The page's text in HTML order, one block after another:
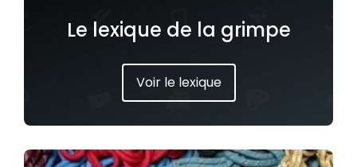
Le lexique de la grimpe
Voir le lexique